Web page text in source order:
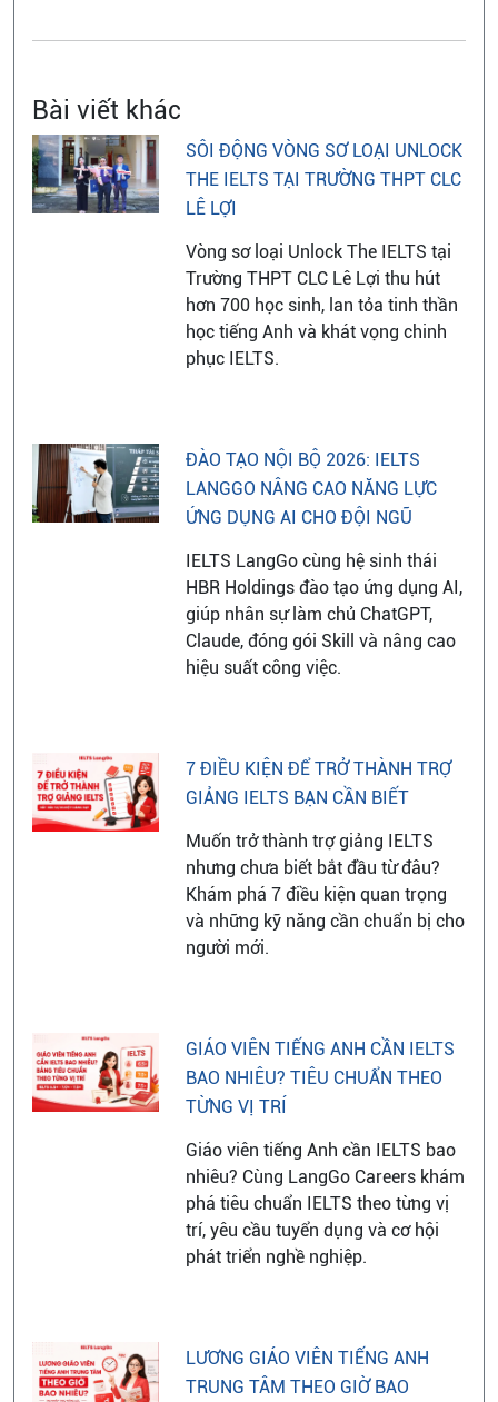
Bài viết khác
SÔI ĐỘNG VÒNG SƠ LOẠI UNLOCK
THE IELTS TẠI TRƯỜNG THPT CLC
LÊ LỢI
Vòng sơ loại Unlock The IELTS tại
Trường THPT CLC Lê Lợi thu hút
hơn 700 học sinh, lan tỏa tinh thần
học tiếng Anh và khát vọng chinh
phục IELTS.
ĐÀO TẠO NỘI BỘ 2026: IELTS
LANGGO NÂNG CAO NĂNG LỰC
ỨNG DỤNG AI CHO ĐỘI NGŨ
IELTS LangGo cùng hệ sinh thái
HBR Holdings đào tạo ứng dụng AI,
giúp nhân sự làm chủ ChatGPT,
Claude, đóng gói Skill và nâng cao
hiệu suất công việc.
7 ĐIỀU KIỆN ĐỂ TRỞ THÀNH TRỢ
GIẢNG IELTS BẠN CẦN BIẾT
Muốn trở thành trợ giảng IELTS
nhưng chưa biết bắt đầu từ đâu?
Khám phá 7 điều kiện quan trọng
và những kỹ năng cần chuẩn bị cho
người mới.
GIÁO VIÊN TIẾNG ANH CẦN IELTS
BAO NHIÊU? TIÊU CHUẨN THEO
TỪNG VỊ TRÍ
Giáo viên tiếng Anh cần IELTS bao
nhiêu? Cùng LangGo Careers khám
phá tiêu chuẩn IELTS theo từng vị
trí, yêu cầu tuyển dụng và cơ hội
phát triển nghề nghiệp.
LƯƠNG GIÁO VIÊN TIẾNG ANH
TRUNG TÂM THEO GIỜ BAO